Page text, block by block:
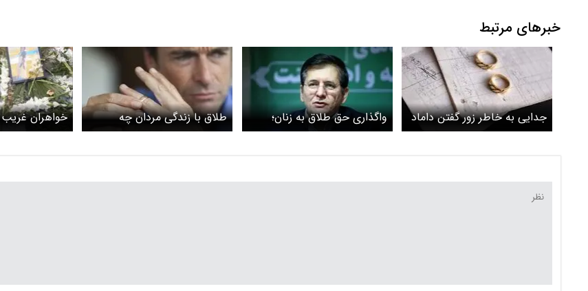
خبرهای مرتبط
جدایی به خاطر زور گفتن داماد
واگذاری حق طلاق به زنان؛
واقعیت یا آرزو؟
طلاق با زندگی مردان چه
می‌کند؟
خواهران غریب